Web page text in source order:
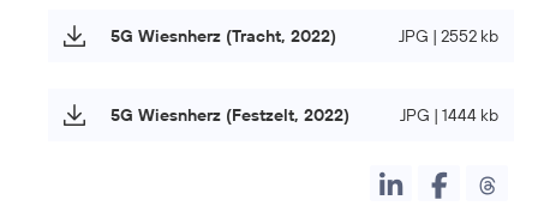
5G Wiesnherz (Tracht, 2022) JPG | 2552 kb
5G Wiesnherz (Festzelt, 2022) JPG | 1444 kb